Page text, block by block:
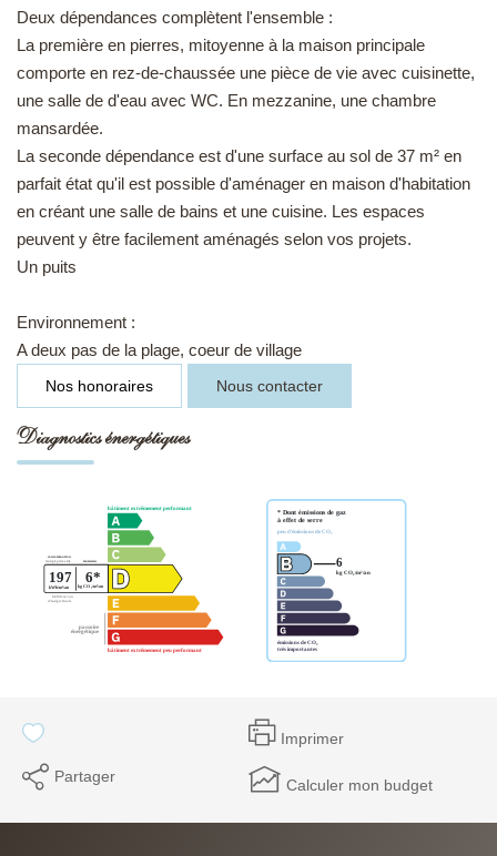
Deux dépendances complètent l'ensemble :
La première en pierres, mitoyenne à la maison principale
comporte en rez-de-chaussée une pièce de vie avec cuisinette,
une salle de d'eau avec WC. En mezzanine, une chambre
mansardée.
La seconde dépendance est d'une surface au sol de 37 m² en
parfait état qu'il est possible d'aménager en maison d'habitation
en créant une salle de bains et une cuisine. Les espaces
peuvent y être facilement aménagés selon vos projets.
Un puits
Environnement :
A deux pas de la plage, coeur de village
Nos honoraires Nous contacter
Diagnostics énergétiques
Imprimer
Partager Calculer mon budget